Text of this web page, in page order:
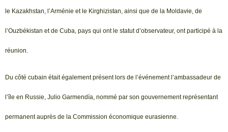
le Kazakhstan, l’Arménie et le Kirghizistan, ainsi que de la Moldavie, de
l’Ouzbékistan et de Cuba, pays qui ont le statut d’observateur, ont participé à la
réunion.
Du côté cubain était également présent lors de l’événement l’ambassadeur de
l’île en Russie, Julio Garmendía, nommé par son gouvernement représentant
permanent auprès de la Commission économique eurasienne.